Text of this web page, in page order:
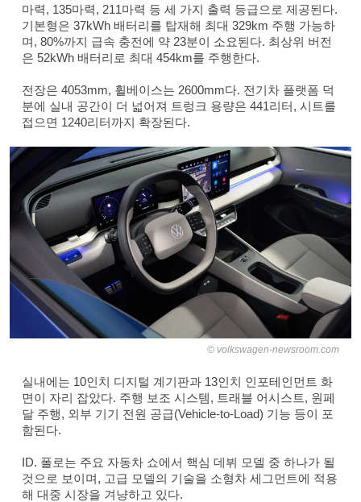
마력, 135마력, 211마력 등 세 가지 출력 등급으로 제공된다.
기본형은 37kWh 배터리를 탑재해 최대 329km 주행 가능하
며, 80%까지 급속 충전에 약 23분이 소요된다. 최상위 버전
은 52kWh 배터리로 최대 454km를 주행한다.
전장은 4053mm, 휠베이스는 2600mm다. 전기차 플랫폼 덕
분에 실내 공간이 더 넓어져 트렁크 용량은 441리터, 시트를
접으면 1240리터까지 확장된다.
volkswagen-newsroom.com
실내에는 10인치 디지털 계기판과 13인치 인포테인먼트 화
면이 자리 잡았다. 주행 보조 시스템, 트래블 어시스트, 원페
달 주행, 외부 기기 전원 공급(Vehicle-to-Load) 기능 등이 포
함된다.
ID. 폴로는 주요 자동차 쇼에서 핵심 데뷔 모델 중 하나가 될
것으로 보이며, 고급 모델의 기술을 소형차 세그먼트에 적용
해 대중 시장을 겨냥하고 있다.